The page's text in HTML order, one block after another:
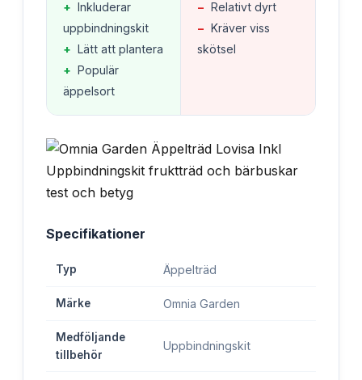
+ Inkluderar
uppbindningskit
+ Lätt att plantera
+ Populär
äppelsort
− Relativt dyrt
− Kräver viss
skötsel
Specifikationer
Typ Äppelträd
Märke Omnia Garden
Medföljande
tillbehör
Uppbindningskit